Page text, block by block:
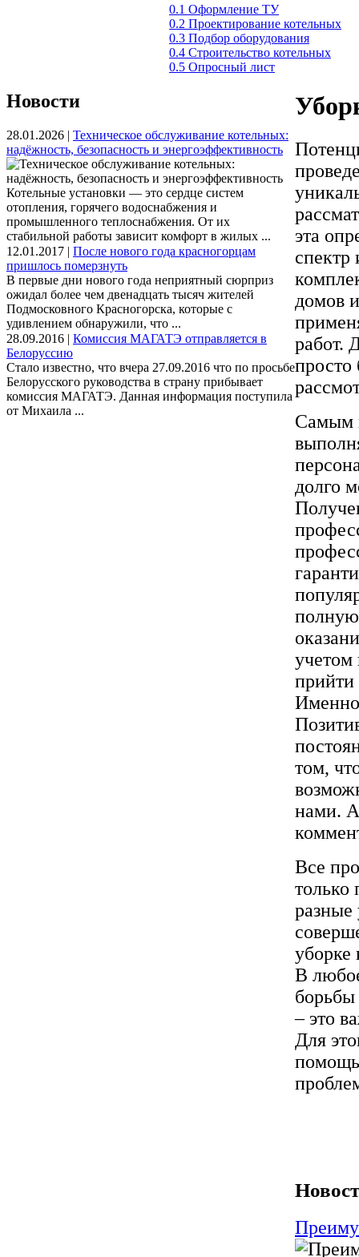
0.1 Оформление ТУ
0.2 Проектирование котельных
0.3 Подбор оборудования
0.4 Строительство котельных
0.5 Опросный лист
Новости
28.01.2026 | Техническое обслуживание котельных:
надёжность, безопасность и энергоэффективность
Котельные установки — это сердце систем
отопления, горячего водоснабжения и
промышленного теплоснабжения. От их
стабильной работы зависит комфорт в жилых ...
12.01.2017 | После нового года красногорцам
пришлось померзнуть
В первые дни нового года неприятный сюрприз
ожидал более чем двенадцать тысяч жителей
Подмосковного Красногорска, которые с
удивлением обнаружили, что ...
28.09.2016 | Комиссия МАГАТЭ отправляется в
Белоруссию
Стало известно, что вчера 27.09.2016 что по просьбе
Белорусского руководства в страну прибывает
комиссия МАГАТЭ. Данная информация поступила
от Михаила ...
эта
спектр
домов
работ.
просто
Самым
долго
полную
учетом
прийти
Именно
том,
нами. А
Все
только
разные
уборке
В
– это
Для